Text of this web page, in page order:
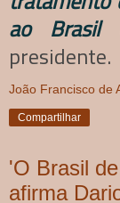
ao Brasil
presidente.
João Francisco de
Compartilhar
'O Brasil
afirma